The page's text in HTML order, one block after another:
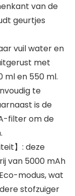
van de
geurtjes
vuil water en
met
ml en 550 ml.
te
is de
filter om de
】: deze
van 5000 mAh
modus, wat
stofzuiger